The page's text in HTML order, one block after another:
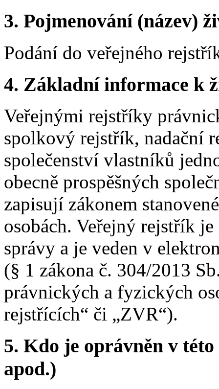
3. Pojmenování (název)
Podání do veřejného
4. Základní informace k
Veřejnými rejstříky
spolkový rejstřík, nadační
společenství vlastníků
obecně prospěšných
zapisují zákonem
osobách. Veřejný rejstřík
správy a je veden v
(§ 1 zákona č. 304/2013
právnických a fyzických
rejstřících“ či „ZVR“).
5. Kdo je oprávněn v
apod.)